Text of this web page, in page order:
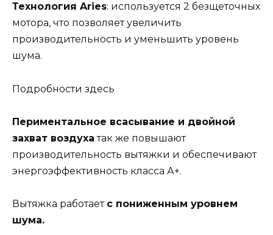
Технология Aries: используется 2 безщеточных
мотора, что позволяет увеличить
производительность и уменьшить уровень
шума.
Подробности здесь
Периментальное всасывание и двойной
захват воздуха так же повышают
производительность вытяжки и обеспечивают
энергоэффективность класса А+.
Вытяжка работает с пониженным уровнем
шума.